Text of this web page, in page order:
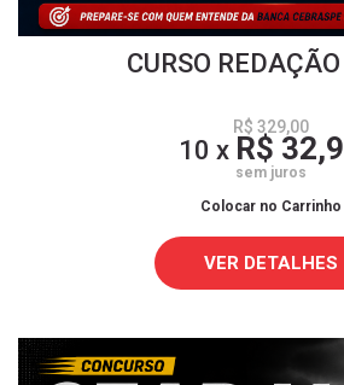
CURSO
R$ 329,00
10 x R$
sem juros
Colocar no Carrinho
VER DETALHES